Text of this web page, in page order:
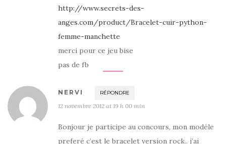
http://www.secrets-des-
anges.com/product/Bracelet-cuir-python-
femme-manchette
merci pour ce jeu bise
pas de fb
NERVI RÉPONDRE
12 novembre 2012 at 19 h 00 min
Bonjour je participe au concours, mon modéle
preferé c’est le bracelet version rock.. j’ai